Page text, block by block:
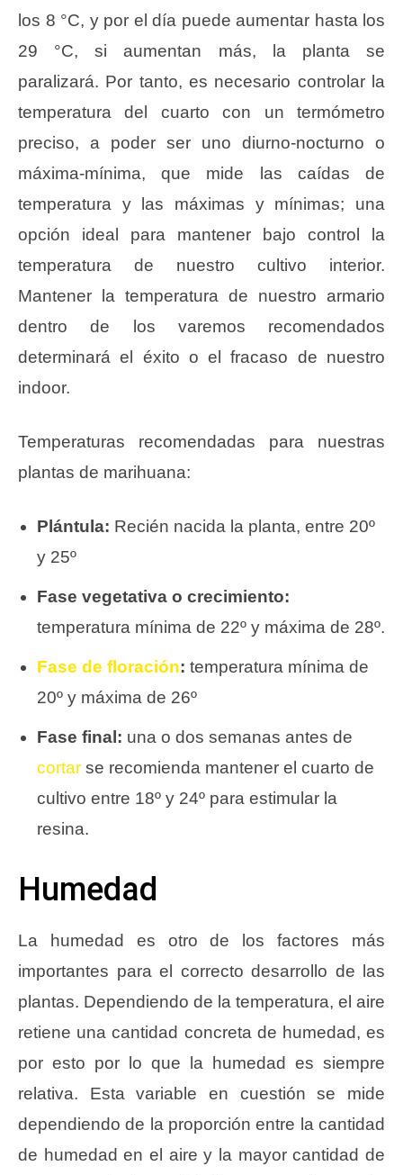
los 8 °C, y por el día puede aumentar hasta los
29 °C, si aumentan más, la planta se
paralizará. Por tanto, es necesario controlar la
temperatura del cuarto con un termómetro
preciso, a poder ser uno diurno-nocturno o
máxima-mínima, que mide las caídas de
temperatura y las máximas y mínimas; una
opción ideal para mantener bajo control la
temperatura de nuestro cultivo interior.
Mantener la temperatura de nuestro armario
dentro de los varemos recomendados
determinará el éxito o el fracaso de nuestro
indoor.
Temperaturas recomendadas para nuestras
plantas de marihuana:
Plántula: Recién nacida la planta, entre 20º
y 25º
Fase vegetativa o crecimiento:
temperatura mínima de 22º y máxima de 28º.
Fase de floración: temperatura mínima de
20º y máxima de 26º
Fase final: una o dos semanas antes de
cortar se recomienda mantener el cuarto de
cultivo entre 18º y 24º para estimular la
resina.
Humedad
La humedad es otro de los factores más
importantes para el correcto desarrollo de las
plantas. Dependiendo de la temperatura, el aire
retiene una cantidad concreta de humedad, es
por esto por lo que la humedad es siempre
relativa. Esta variable en cuestión se mide
dependiendo de la proporción entre la cantidad
de humedad en el aire y la mayor cantidad de